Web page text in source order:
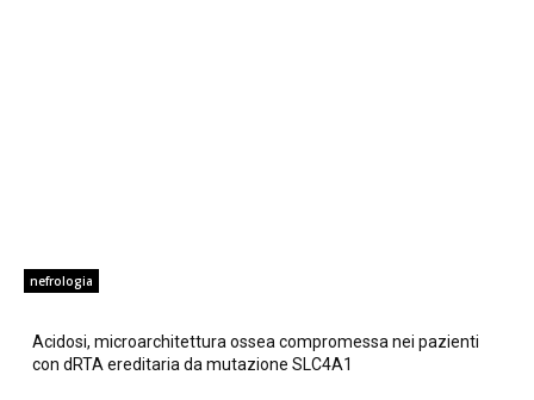
nefrologia
Acidosi, microarchitettura ossea compromessa nei pazienti
con dRTA ereditaria da mutazione SLC4A1